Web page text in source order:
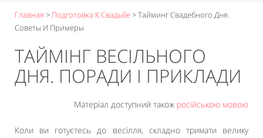
Главная > Подготовка К Свадьбе>Тайминг Свадебного Дня.
Советы И Примеры
ТАЙМІНГ ВЕСІЛЬНОГО
ДНЯ. ПОРАДИ І ПРИКЛАДИ
Матеріал доступний також російською мовою
Коли ви готуєтесь до весілля, складно тримати велику